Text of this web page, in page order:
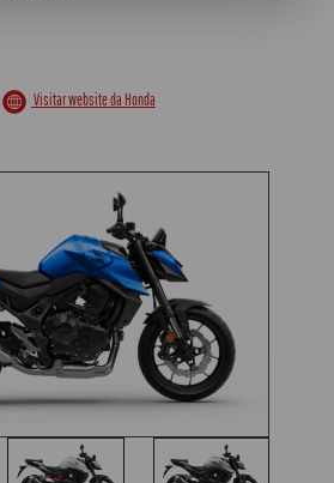
Visitar website da Honda